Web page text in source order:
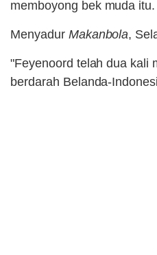
memboyong bek muda itu.
Menyadur Makanbola,
"Feyenoord telah dua kali
berdarah Belanda-